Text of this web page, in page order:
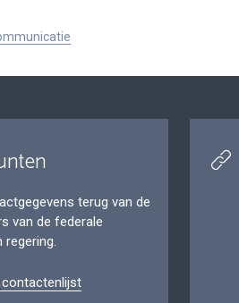
terug van de
van de federale
regering.
contactenlijst